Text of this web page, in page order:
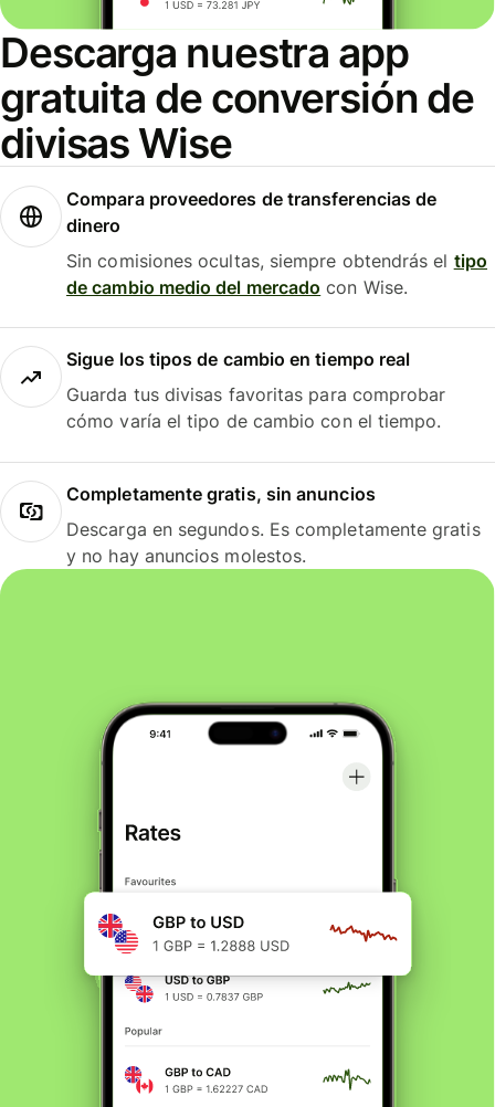
Descarga nuestra app
gratuita de conversión de
divisas Wise
Compara proveedores de transferencias de
dinero
Sin comisiones ocultas, siempre obtendrás el tipo
de cambio medio del mercado con Wise.
Sigue los tipos de cambio en tiempo real
Guarda tus divisas favoritas para comprobar
cómo varía el tipo de cambio con el tiempo.
Completamente gratis, sin anuncios
Descarga en segundos. Es completamente gratis
y no hay anuncios molestos.